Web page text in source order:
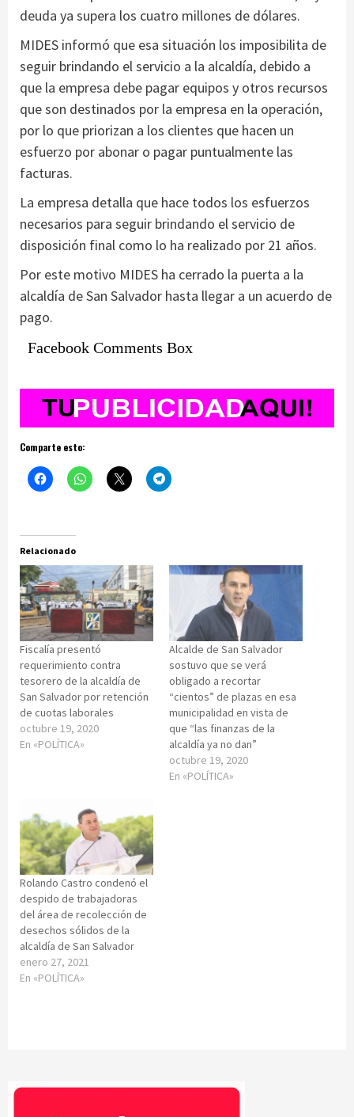
deuda ya supera los cuatro millones de dólares.
MIDES informó que esa situación los imposibilita de
seguir brindando el servicio a la alcaldía, debido a
que la empresa debe pagar equipos y otros recursos
que son destinados por la empresa en la operación,
por lo que priorizan a los clientes que hacen un
esfuerzo por abonar o pagar puntualmente las
facturas.
La empresa detalla que hace todos los esfuerzos
necesarios para seguir brindando el servicio de
disposición final como lo ha realizado por 21 años.
Por este motivo MIDES ha cerrado la puerta a la
alcaldía de San Salvador hasta llegar a un acuerdo de
pago.
Facebook Comments Box
Comparte esto:
Relacionado
Fiscalía presentó
requerimiento contra
tesorero de la alcaldía de
San Salvador por retención
de cuotas laborales
octubre 19, 2020
En «POLÍTICA»
Alcalde de San Salvador
sostuvo que se verá
obligado a recortar
“cientos” de plazas en esa
municipalidad en vista de
que “las finanzas de la
alcaldía ya no dan”
octubre 19, 2020
En «POLÍTICA»
Rolando Castro condenó el
despido de trabajadoras
del área de recolección de
desechos sólidos de la
alcaldía de San Salvador
enero 27, 2021
En «POLÍTICA»